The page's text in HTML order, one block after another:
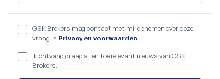
GSK Brokers mag contact met mij opnemen over deze
vraag.* Privacy en voorwaarden.
Ik ontvang graag af en toe relevant nieuws van GSK
Brokers.